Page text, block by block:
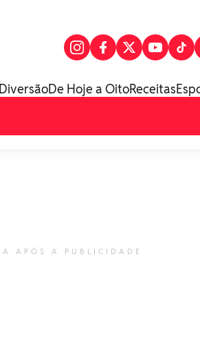
DiversãoDe Hoje a OitoReceitas
APÓS A PUBLICIDADE